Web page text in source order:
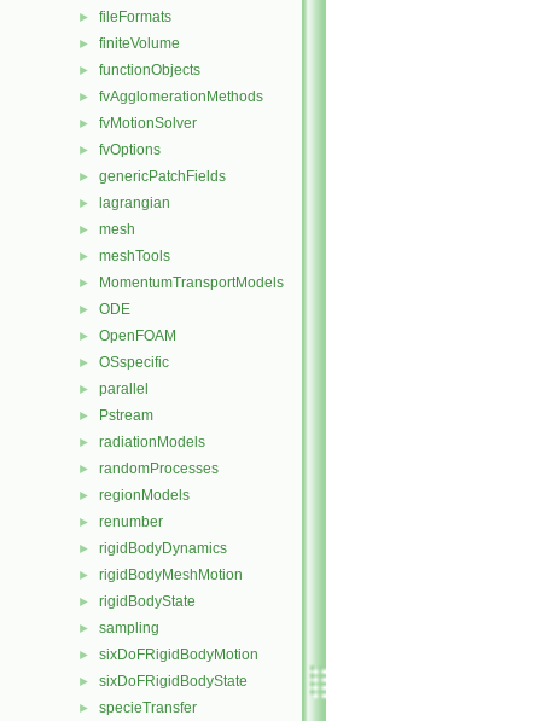
► fileFormats
► finiteVolume
► functionObjects
► fvAgglomerationMethods
► fvMotionSolver
► fvOptions
► genericPatchFields
► lagrangian
► mesh
► meshTools
► MomentumTransportModels
► ODE
► OpenFOAM
► OSspecific
► parallel
► Pstream
► radiationModels
► randomProcesses
► regionModels
► renumber
► rigidBodyDynamics
► rigidBodyMeshMotion
► rigidBodyState
► sampling
► sixDoFRigidBodyMotion
► sixDoFRigidBodyState
► specieTransfer